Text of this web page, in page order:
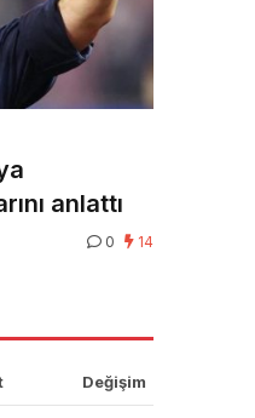
anlattı
0 14
Değişim